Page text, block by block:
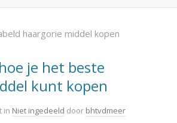
haargorie middel kopen
je het beste
kunt kopen
in Niet ingedeeld door bhtvdmeer